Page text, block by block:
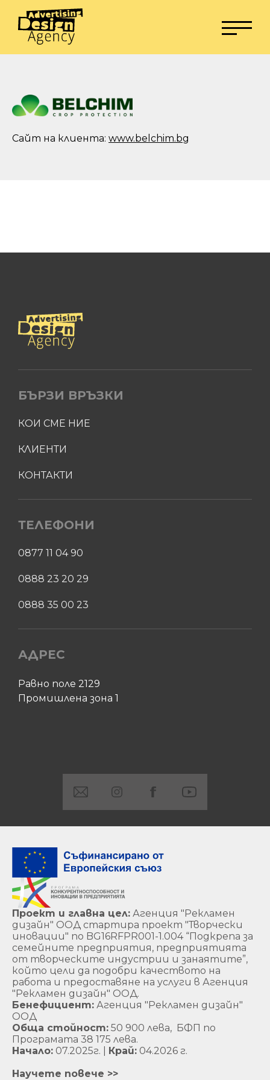
Сайт на клиента: www.belchim.bg
БЪРЗИ ВРЪЗКИ
КОИ СМЕ НИЕ
КЛИЕНТИ
КОНТАКТИ
ТЕЛЕФОНИ
0877 11 04 90
0888 23 20 29
0888 35 00 23
АДРЕС
Равно поле 2129
Промишлена зона 1
Проект и главна цел: Агенция "Рекламен
дизайн" ООД стартира проект "Творчески
иновации" по BG16RFPR001-1.004 “Подкрепа за
семейните предприятия, предприятията
от творческите индустрии и занаятите”,
който цели да подобри качеството на
работа и предоставяне на услуги в Агенция
"Рекламен дизайн" ООД.
Бенефициент: Агенция "Рекламен дизайн"
ООД
Обща стойност: 50 900 лева, БФП по
Програмата 38 175 лева.
Начало: 07.2025г. | Край: 04.2026 г.
Научете повече >>